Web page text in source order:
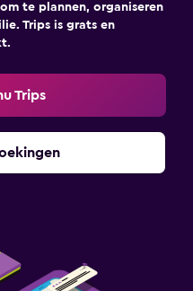
te plannen, organiseren
Trips is grats en
Trips